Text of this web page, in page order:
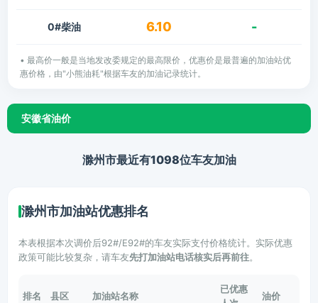
0#柴油 6.10 -
• 最高价一般是当地发改委规定的最高限价，优惠价是最普遍的加油站优
惠价格，由"小熊油耗"根据车友的加油记录统计。
安徽省油价
滁州市最近有1098位车友加油
滁州市加油站优惠排名
本表根据本次调价后92#/E92#的车友实际支付价格统计。实际优惠
政策可能比较复杂，请车友先打加油站电话核实后再前往。
排名 县区 加油站名称
已优惠
油价